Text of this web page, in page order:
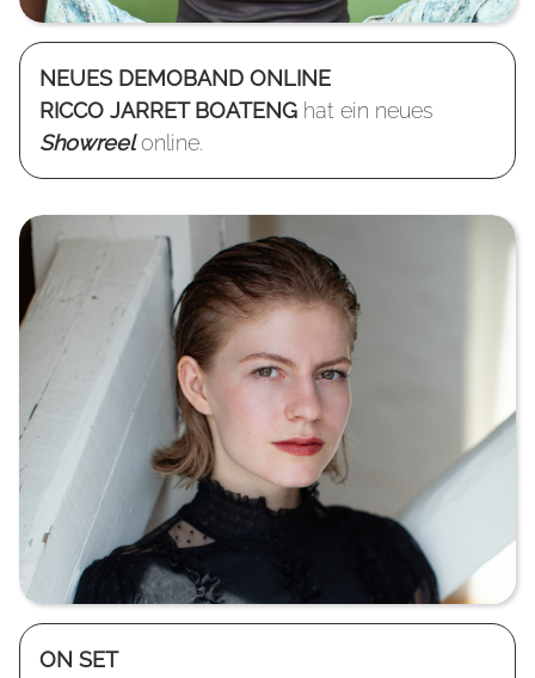
NEUES DEMOBAND ONLINE
RICCO JARRET BOATENG hat ein neues
Showreelonline.
ON SET